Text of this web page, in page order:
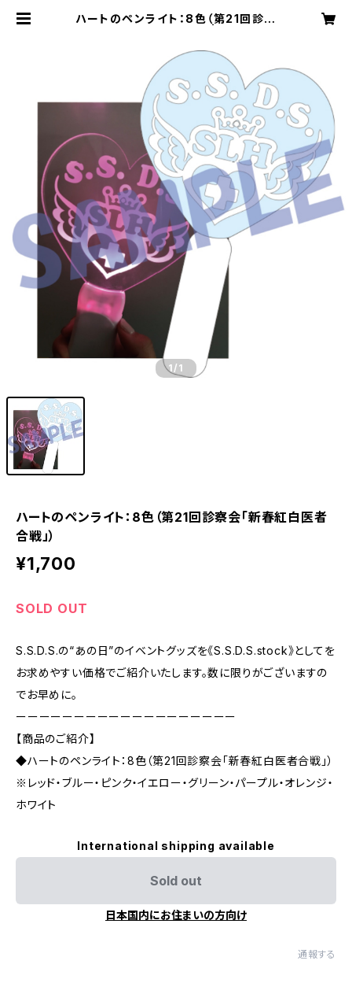
ハートのペンライト：8色（第21回診察
1 /1
ハートのペンライト：8色（第21回診察会「新春紅白医者
合戦」）
¥1,700
SOLD OUT
S.S.D.S.の“あの日”のイベントグッズを《S.S.D.S.stock》としてを
お求めやすい価格でご紹介いたします。数に限りがございますの
でお早めに。
ーーーーーーーーーーーーーーーーーーー
【商品のご紹介】
◆ハートのペンライト：8色（第21回診察会「新春紅白医者合戦」）
※レッド・ブルー・ピンク・イエロー・グリーン・パープル・オレンジ・
ホワイト
International shipping available
Sold out
日本国内にお住まいの方向け
通報する